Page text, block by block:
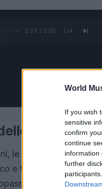
World
If you wish
sensitive
confirm
continue
information
further
0:28 / 1:20 1 /4
le supereroine
e televisivo,
possono